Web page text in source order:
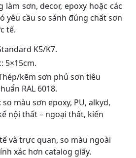
làm sơn, decor, epoxy hoặc các
yêu cầu so sánh đúng chất sơn
tế.
K5/K7.
5×15cm.
kẽm sơn phủ sơn tiêu
RAL 6018.
màu sơn epoxy, PU, alkyd,
nội thất – ngoại thất, kiến
và trực quan, so màu ngoài
xác hơn catalog giấy.